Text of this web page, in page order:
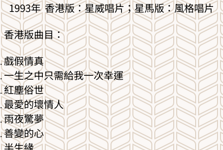
1993年 香港版：星威唱片；星馬版：風格唱片
香港版曲目：
戲假情真
一生之中只需給我一次幸運
紅塵俗世
最愛的壞情人
雨夜驚夢
善變的心